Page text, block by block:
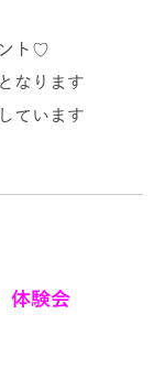
ト♡
なります
ています
体験会